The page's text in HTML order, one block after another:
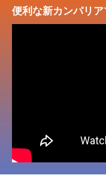
便利な新カンパリア